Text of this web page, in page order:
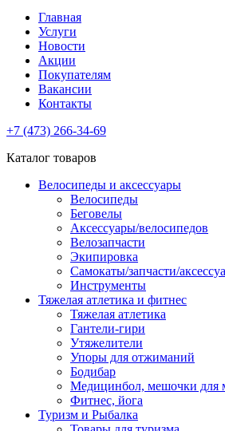
Главная
Услуги
Новости
Акции
Покупателям
Вакансии
Контакты
+7 (473) 266-34-69
Каталог товаров
Велосипеды и аксессуары
Велосипеды
Беговелы
Аксессуары/велосипедов
Велозапчасти
Экипировка
Самокаты/запчасти/
Инструменты
Тяжелая атлетика и фитнес
Тяжелая атлетика
Гантели-гири
Утяжелители
Упоры для отжиманий
Бодибар
Медицинбол, мешочки для
Фитнес, йога
Туризм и Рыбалка